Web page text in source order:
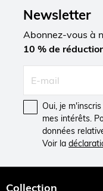
Newsletter
Abonnez-vous à
10 % de
Oui, je
mes intérêts.
données
Voir la
Collection